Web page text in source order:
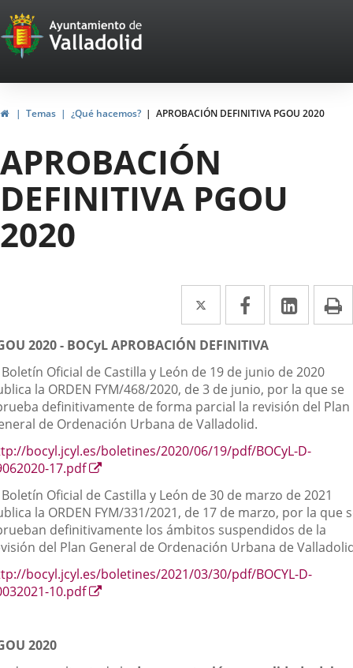
Portal
Web
del
Ayuntamiento
de
Valladolid
HomeTemas ¿Qué hacemos? APROBACIÓN DEFINITIVA PGOU 2020
APROBACIÓN
DEFINITIVA PGOU
2020
Twitter
Enlace
a
una
aplicación
externa.
Facebook
Enlace
a
una
aplicación
externa.
Enlace
a
2020 - BOCyL APROBACIÓN DEFINITIVA
Boletín Oficial de Castilla y León de 19 de junio de 2020
la ORDEN FYM/468/2020, de 3 de junio, por la que se
definitivamente de forma parcial la revisión del Plan
de Ordenación Urbana de Valladolid.
bocyl.jcyl.es/boletines/2020/06/19/pdf/BOCyL-D-
17.pdf
Enlace
una
aplicación
externa.
Boletín Oficial de Castilla y León de 30 de marzo de 2021
la ORDEN FYM/331/2021, de 17 de marzo, por la que
definitivamente los ámbitos suspendidos de la
del Plan General de Ordenación Urbana de
bocyl.jcyl.es/boletines/2021/03/30/pdf/BOCYL-D-
10.pdf
Enlace
2020